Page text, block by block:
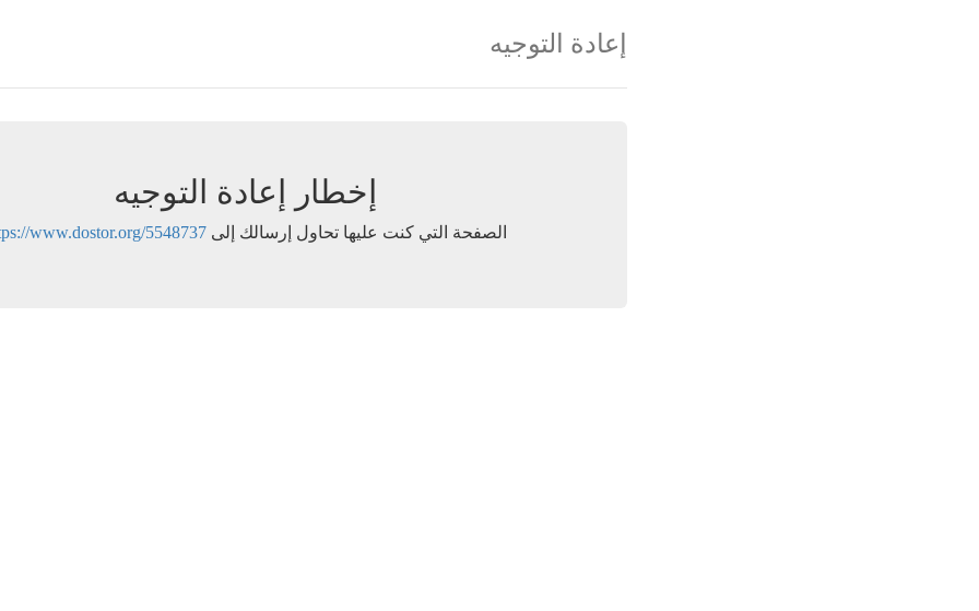
إعادة التوجيه
إخطار إعادة التوجيه
الصفحة التي كنت عليها تحاول إرسالك إلىwww.dostor.org/5548737